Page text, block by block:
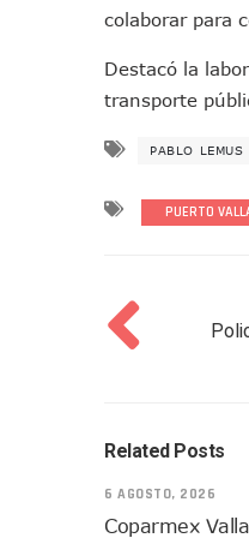
colaborar para
Destacó la
transporte
PABLO LEMUS
PUERTO
Related Posts
6 AGOSTO, 2026
Coparmex